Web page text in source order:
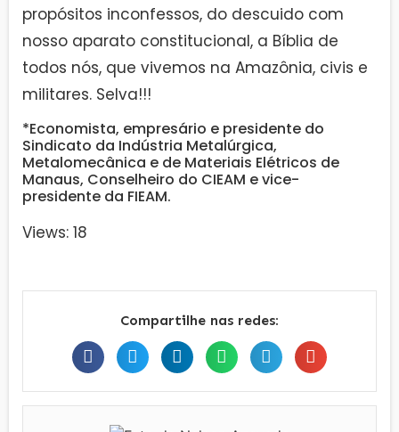
propósitos inconfessos, do descuido com
nosso aparato constitucional, a Bíblia de
todos nós, que vivemos na Amazônia, civis e
militares. Selva!!!
*Economista, empresário e presidente do
Sindicato da Indústria Metalúrgica,
Metalomecânica e de Materiais Elétricos de
Manaus, Conselheiro do CIEAM e vice-
presidente da FIEAM.
Views: 18
Compartilhe nas redes: